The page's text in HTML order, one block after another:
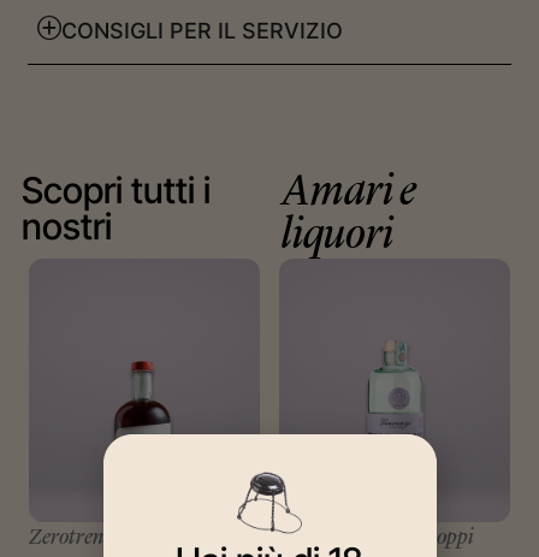
CONSIGLI PER IL SERVIZIO
Scopri tutti i
nostri
Amari e
liquori
Zerotrenta Selezione Dennis Zoppi